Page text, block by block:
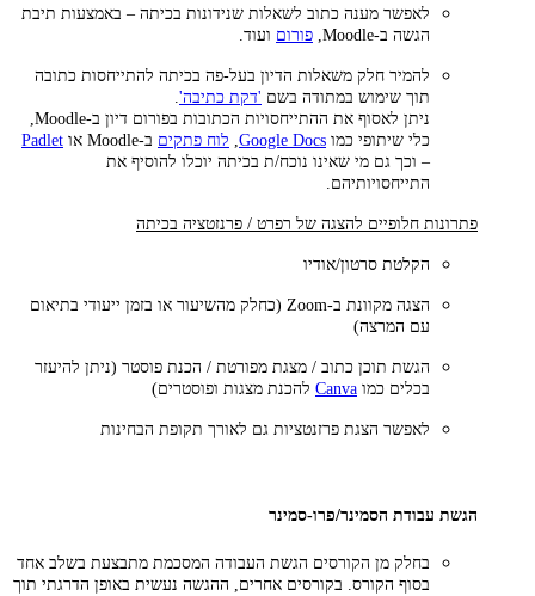
לאפשר מענה כתוב לשאלות שנידונות בכיתה – באמצעות תיבת
הגשה ב-Moodle,
פורום ועוד.
להמיר חלק משאלות הדיון בעל-פה בכיתה להתייחסות כתובה
תוך שימוש במתודה בשם 'דקת כתיבה'.
ניתן לאסוף את ההתייחסויות הכתובות בפורום דיון ב-Moodle,
כלי שיתופי כמו Google Docs
, לוח פתקים ב-Moodle או
Padlet
– וכך גם מי שאינו נוכח/ת בכיתה יוכלו להוסיף את
התייחסויותיהם.
פתרונות חלופיים להצגה של רפרט / פרנזטציה בכיתה
הקלטת סרטון/אודיו
הצגה מקוונת ב-Zoom (כחלק מהשיעור או בזמן ייעודי בתיאום
עם המרצה)
הגשת תוכן כתוב / מצגת מפורטת / הכנת פוסטר (ניתן להיעזר
בכלים כמו Canva להכנת מצגות ופוסטרים)
לאפשר הצגת פרזנטציות גם לאורך תקופת הבחינות
הגשת עבודת הסמינר/פרו-סמינר
בחלק מן הקורסים הגשת העבודה המסכמת מתבצעת בשלב אחד
בסוף הקורס. בקורסים אחרים, ההגשה נעשית באופן הדרגתי תוך